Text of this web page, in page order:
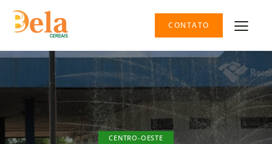
CONTATO
CENTRO-OESTE